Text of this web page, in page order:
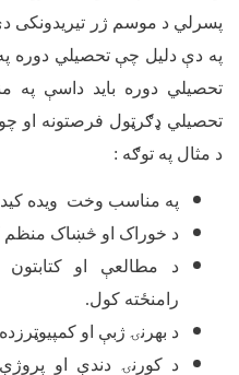
پسرلي د موسم ژر تیریدونکی
په دې دلیل چې تحصیلي دوره
تحصیلي دوره باید داسې
تحصیلي ډګرټول فرصتونه او
د مثال په توګه :
په مناسب وخت ویده
د خوراک او څښاک منظم
د مطالعې او کتابتون
رامنځته کول.
د بهرنۍ ژبې او
د کورنۍ دندې او